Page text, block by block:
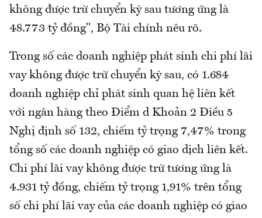
không được trừ chuyển kỳ sau tương ứng là
48.773 tỷ đồng", Bộ Tài chính nêu rõ.
Trong số các doanh nghiệp phát sinh chi phí lãi
vay không được trừ chuyển kỳ sau, có 1.684
doanh nghiệp chỉ phát sinh quan hệ liên kết
với ngân hàng theo Điểm d Khoản 2 Điều 5
Nghị định số 132, chiếm tỷ trọng 7,47% trong
tổng số các doanh nghiệp có giao dịch liên kết.
Chi phí lãi vay không được trừ tương ứng là
4.931 tỷ đồng, chiếm tỷ trọng 1,91% trên tổng
số chi phí lãi vay của các doanh nghiệp có giao